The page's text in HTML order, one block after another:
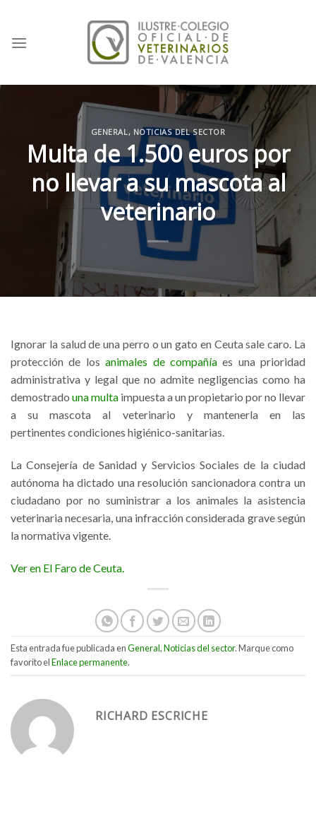
content
GENERAL, NOTICIAS DEL SECTOR
Multa de 1.500 euros por
no llevar a su mascota al
veterinario
Ignorar la salud de una perro o un gato en Ceuta sale caro. La
protección de losanimales de compañíaes una prioridad
administrativa y legal que no admite negligencias como ha
demostrado una multa impuesta a un propietario por no llevar
a su mascota al veterinario y mantenerla en las
pertinentes condiciones higiénico-sanitarias.
La Consejería de Sanidad y Servicios Sociales de la ciudad
autónoma ha dictado una resolución sancionadora contra un
ciudadano por no suministrar a los animales la asistencia
veterinaria necesaria, una infracción considerada grave según
la normativa vigente.
Ver en El Faro de Ceuta.
Esta entrada fue publicada enGeneral,Noticias del sector. Marque como
favorito elEnlace permanente.
RICHARD ESCRICHE